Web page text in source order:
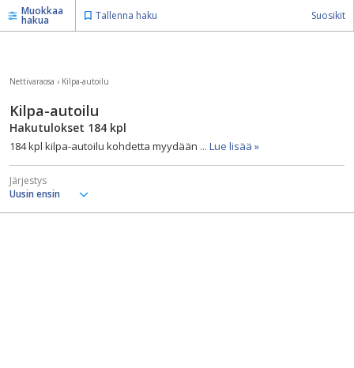
Muokkaa
hakua Tallenna haku Suosikit
Nettivaraosa › Kilpa-autoilu
Kilpa-autoilu
Hakutulokset 184 kpl
184 kpl kilpa-autoilu kohdetta myydään ... Lue lisää »
Järjestys